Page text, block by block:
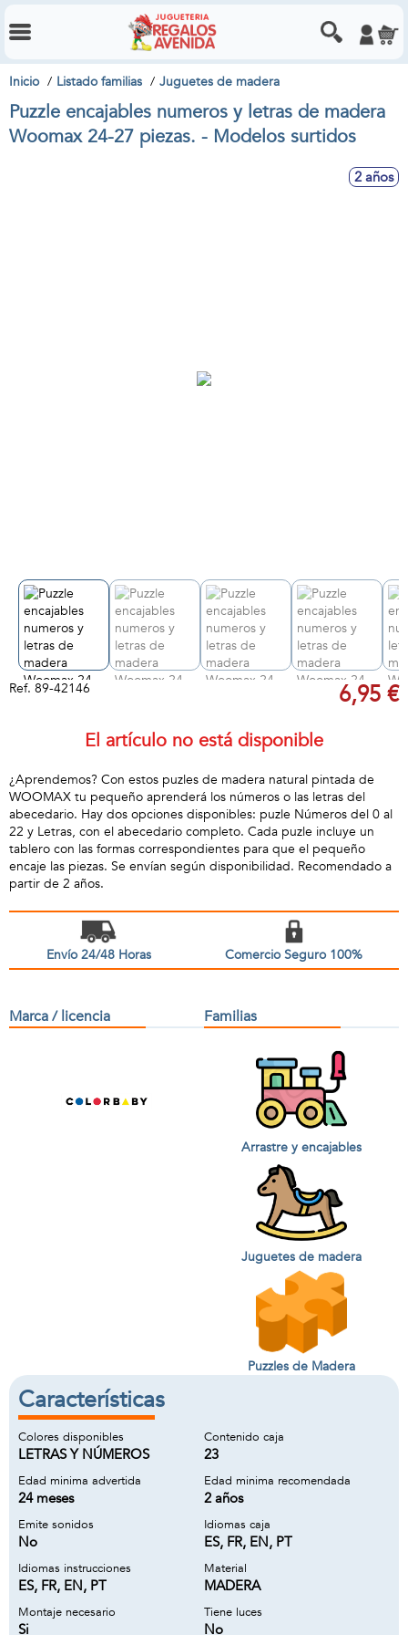
Inicio Listado familias Juguetes de madera
Puzzle encajables numeros y letras de madera
Woomax 24-27 piezas. - Modelos surtidos
2 años
Ref. 89-42146 6,95 €
El artículo no está disponible
¿Aprendemos? Con estos puzles de madera natural pintada de
WOOMAX tu pequeño aprenderá los números o las letras del
abecedario. Hay dos opciones disponibles: puzle Números del 0 al
22 y Letras, con el abecedario completo. Cada puzle incluye un
tablero con las formas correspondientes para que el pequeño
encaje las piezas. Se envían según disponibilidad. Recomendado a
partir de 2 años.
Envío 24/48 Horas Comercio Seguro 100%
Marca / licencia Familias
Arrastre y encajables
Juguetes de madera
Puzzles de Madera
Características
Colores disponibles
LETRAS Y NÚMEROS
Contenido caja
23
Edad minima advertida
24 meses
Edad minima recomendada
2 años
Emite sonidos
No
Idiomas caja
ES, FR, EN, PT
Idiomas instrucciones
ES, FR, EN, PT
Material
MADERA
Montaje necesario
Si
Tiene luces
No